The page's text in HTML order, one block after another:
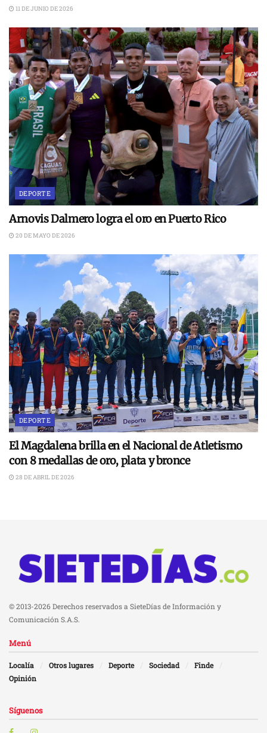
11 DE JUNIO DE 2026
DEPORTE
Arnovis Dalmero logra el oro en Puerto Rico
20 DE MAYO DE 2026
DEPORTE
El Magdalena brilla en el Nacional de Atletismo
con 8 medallas de oro, plata y bronce
28 DE ABRIL DE 2026
© 2013-2026 Derechos reservados a SieteDías de Información y
Comunicación S.A.S.
Menú
Localía Otros lugares Deporte Sociedad
Finde
Opinión
Síguenos